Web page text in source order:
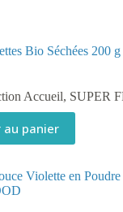
Bio Séchées 200 g
Accueil, SUPER
au panier